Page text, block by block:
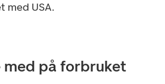
med USA.
på forbruket